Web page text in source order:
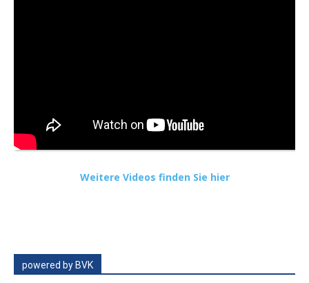
Weitere Videos finden Sie hier
powered by BVK